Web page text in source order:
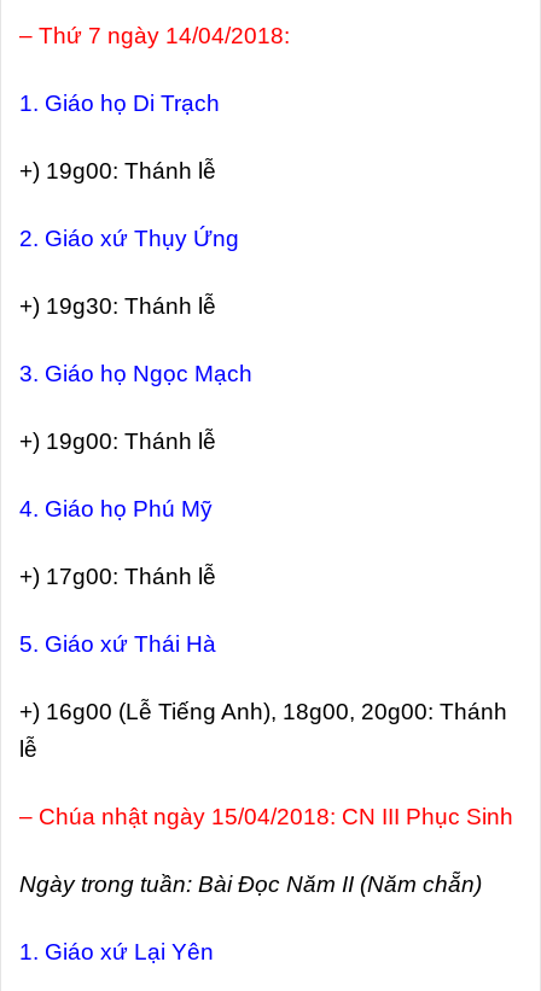
– Thứ 7 ngày 14/04/2018:
1. Giáo họ Di Trạch
+) 19g00: Thánh lễ
2. Giáo xứ Thụy Ứng
+) 19g30: Thánh lễ
3. Giáo họ Ngọc Mạch
+) 19g00: Thánh lễ
4. Giáo họ Phú Mỹ
+) 17g00: Thánh lễ
5. Giáo xứ Thái Hà
+) 16g00 (Lễ Tiếng Anh), 18g00, 20g00: Thánh
lễ
– Chúa nhật ngày 15/04/2018: CN III Phục Sinh
Ngày trong tuần: Bài Đọc Năm II (Năm chẵn)
1. Giáo xứ Lại Yên